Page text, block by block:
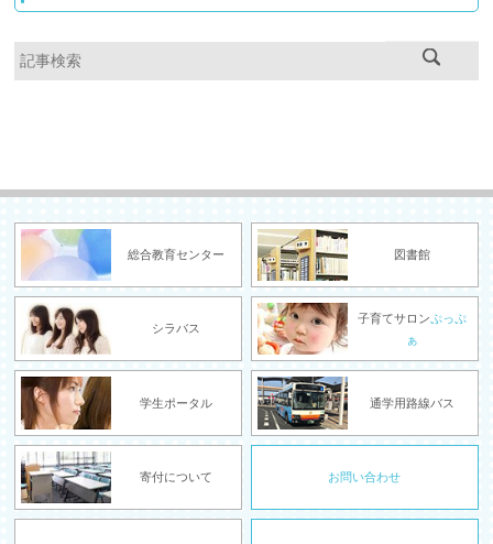
総合教育センター 図書館
シラバス
子育てサロンぷっぷ
ぁ
学生ポータル 通学用路線バス
寄付について お問い合わせ